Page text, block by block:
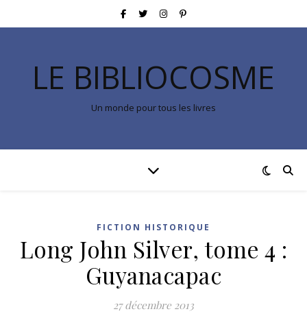
LE BIBLIOCOSME
Un monde pour tous les livres
FICTION HISTORIQUE
Long John Silver, tome 4 :
Guyanacapac
27 décembre 2013